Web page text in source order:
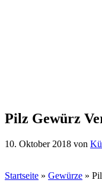
Pilz Gewürz
10. Oktober 2018 von
Startseite » Gewürze »